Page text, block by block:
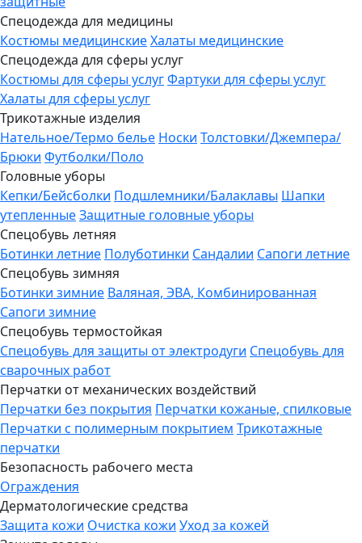
Спецодежда для медицины
Костюмы медицинскиеХалаты медицинские
Спецодежда для сферы услуг
Костюмы для сферы услугФартуки для сферы услуг
Халаты для сферы услуг
Трикотажные изделия
Нательное/Термо белье Носки Толстовки/Джемпера/
Брюки Футболки/Поло
Головные уборы
Кепки/Бейсболки Подшлемники/Балаклавы Шапки
утепленныеЗащитные головные уборы
Спецобувь летняя
Ботинки летние Полуботинки Сандалии Сапоги летние
Спецобувь зимняя
Ботинки зимние Валяная, ЭВА, Комбинированная
Сапоги зимние
Спецобувь термостойкая
Спецобувь для защиты от электродуги Спецобувь для
сварочных работ
Перчатки от механических воздействий
Перчатки без покрытия Перчатки кожаные, спилковые
Перчатки с полимерным покрытием Трикотажные
перчатки
Безопасность рабочего места
Ограждения
Дерматологические средства
Защита кожи Очистка кожи Уход за кожей